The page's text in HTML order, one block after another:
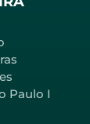
Paulo I